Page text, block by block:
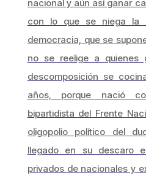
nacional y aún así ganar
con lo que se niega la
democracia, que se
no se reelige a quienes
descomposición se
años, porque nació
bipartidista del Frente
oligopolio político del
llegado en su descaro
privados de nacionales y